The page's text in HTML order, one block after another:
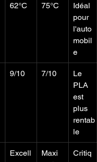
62°C 75°C
Idéal
pour
l'auto
mobil
e
9/10 7/10
Le
PLA
est
plus
rentab
le
Excell
Maxi
Critiq